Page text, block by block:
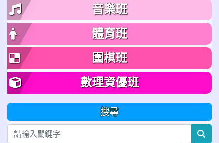
音樂班
體育班
圍棋班
數理資優班
搜尋